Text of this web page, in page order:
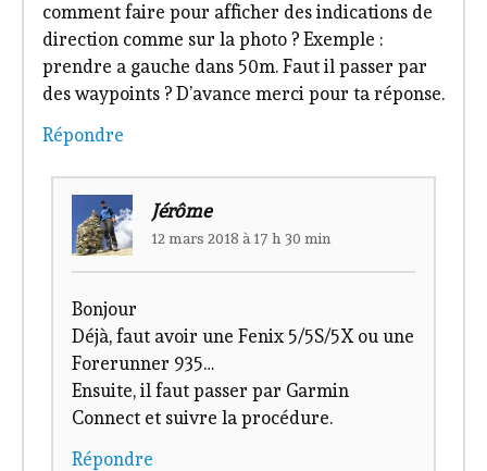
comment faire pour afficher des indications de
direction comme sur la photo ? Exemple :
prendre a gauche dans 50m. Faut il passer par
des waypoints ? D’avance merci pour ta réponse.
Répondre
Jérôme
12 mars 2018 à 17 h 30 min
Bonjour
Déjà, faut avoir une Fenix 5/5S/5X ou une
Forerunner 935…
Ensuite, il faut passer par Garmin
Connect et suivre la procédure.
Répondre